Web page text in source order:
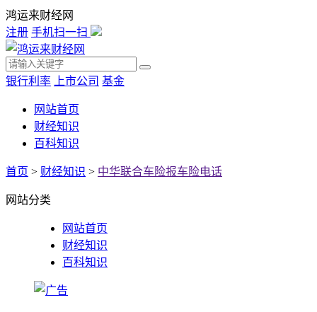
鸿运来财经网
注册 手机扫一扫
银行利率 上市公司 基金
网站首页
财经知识
百科知识
首页 > 财经知识 > 中华联合车险报车险电话
网站分类
网站首页
财经知识
百科知识